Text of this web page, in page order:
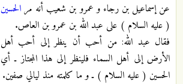
عن إسماعيل بن رجاء و عمرو بن شعيب أنه مرالحسين
( عليه السلام ) على عبد الله بن عمرو بن العاص.
فقال عبد الله: من أحب أن ينظر إلى أحب أهل
الأرض إلى أهل السماء فلينظر إلى هذا المجتاز ـ أي
الحسين ( عليه السلام ) ـ و ما كلمته منذ ليالي صفين.